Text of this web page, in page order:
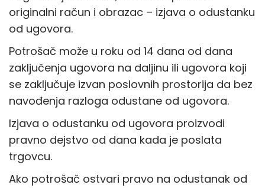
originalni račun i obrazac – izjava o odustanku
od ugovora.
Potrošač može u roku od 14 dana od dana
zaključenja ugovora na daljinu ili ugovora koji
se zaključuje izvan poslovnih prostorija da bez
navođenja razloga odustane od ugovora.
Izjava o odustanku od ugovora proizvodi
pravno dejstvo od dana kada je poslata
trgovcu.
Ako potrošač ostvari pravo na odustanak od